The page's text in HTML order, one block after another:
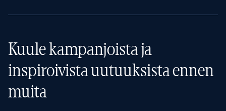
Kuule kampanjoista ja
inspiroivista uutuuksista ennen
muita